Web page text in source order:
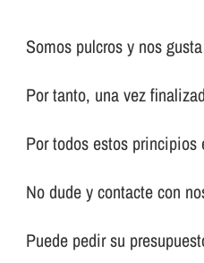
Somos pulcros y nos
Por tanto, una vez
Por todos estos
No dude y contacte con
Puede pedir su